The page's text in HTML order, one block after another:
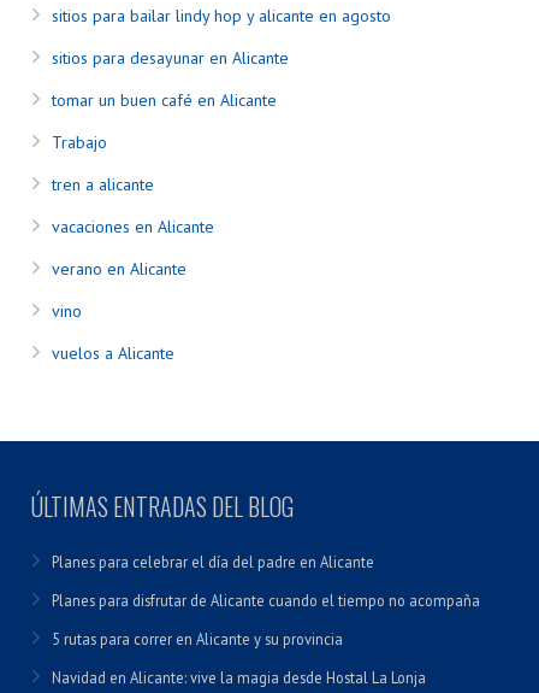
sitios para bailar lindy hop y alicante en agosto
sitios para desayunar en Alicante
tomar un buen café en Alicante
Trabajo
tren a alicante
vacaciones en Alicante
verano en Alicante
vino
vuelos a Alicante
ÚLTIMAS ENTRADAS DEL BLOG
Planes para celebrar el día del padre en Alicante
Planes para disfrutar de Alicante cuando el tiempo no acompaña
5 rutas para correr en Alicante y su provincia
Navidad en Alicante: vive la magia desde Hostal La Lonja